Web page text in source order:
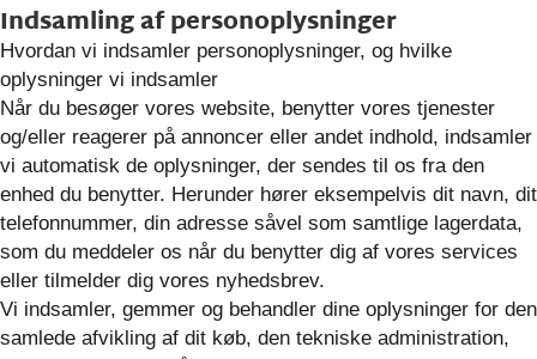
Indsamling af personoplysninger
Hvordan vi indsamler personoplysninger, og hvilke
oplysninger vi indsamler
Når du besøger vores website, benytter vores tjenester
og/eller reagerer på annoncer eller andet indhold, indsamler
vi automatisk de oplysninger, der sendes til os fra den
enhed du benytter. Herunder hører eksempelvis dit navn, dit
telefonnummer, din adresse såvel som samtlige lagerdata,
som du meddeler os når du benytter dig af vores services
eller tilmelder dig vores nyhedsbrev.
Vi indsamler, gemmer og behandler dine oplysninger for den
samlede afvikling af dit køb, den tekniske administration,